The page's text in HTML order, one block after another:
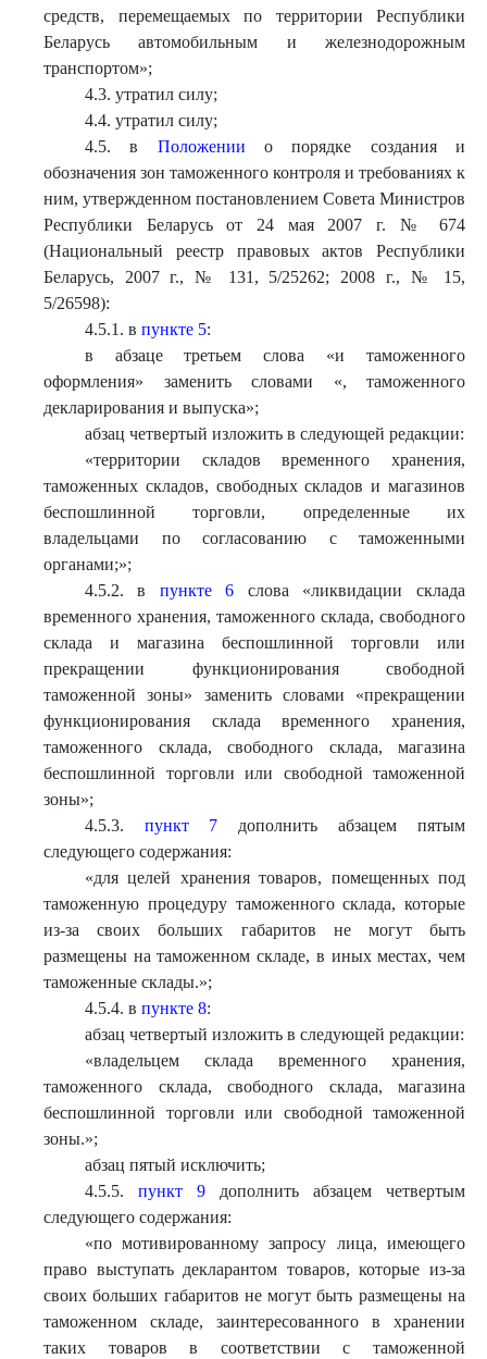
средств, перемещаемых по территории Республики
Беларусь автомобильным и железнодорожным
транспортом»;
4.3. утратил силу;
4.4. утратил силу;
4.5. в Положении о порядке создания и
обозначения зон таможенного контроля и требованиях к
ним, утвержденном постановлением Совета Министров
Республики Беларусь от 24 мая 2007 г. № 674
(Национальный реестр правовых актов Республики
Беларусь, 2007 г., № 131, 5/25262; 2008 г., № 15,
5/26598):
4.5.1. в пункте 5:
в абзаце третьем слова «и таможенного
оформления» заменить словами «, таможенного
декларирования и выпуска»;
абзац четвертый изложить в следующей редакции:
«территории складов временного хранения,
таможенных складов, свободных складов и магазинов
беспошлинной торговли, определенные их
владельцами по согласованию с таможенными
органами;»;
4.5.2. в пункте 6 слова «ликвидации склада
временного хранения, таможенного склада, свободного
склада и магазина беспошлинной торговли или
прекращении функционирования свободной
таможенной зоны» заменить словами «прекращении
функционирования склада временного хранения,
таможенного склада, свободного склада, магазина
беспошлинной торговли или свободной таможенной
зоны»;
4.5.3. пункт 7 дополнить абзацем пятым
следующего содержания:
«для целей хранения товаров, помещенных под
таможенную процедуру таможенного склада, которые
из-за своих больших габаритов не могут быть
размещены на таможенном складе, в иных местах, чем
таможенные склады.»;
4.5.4. в пункте 8:
абзац четвертый изложить в следующей редакции:
«владельцем склада временного хранения,
таможенного склада, свободного склада, магазина
беспошлинной торговли или свободной таможенной
зоны.»;
абзац пятый исключить;
4.5.5. пункт 9дополнить абзацем четвертым
следующего содержания:
«по мотивированному запросу лица, имеющего
право выступать декларантом товаров, которые из-за
своих больших габаритов не могут быть размещены на
таможенном складе, заинтересованного в хранении
таких товаров в соответствии с таможенной